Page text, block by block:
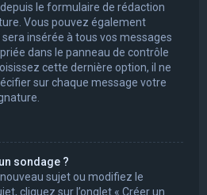
le formulaire de rédaction
Vous pouvez également
insérée à tous vos messages
dans le panneau de contrôle
cette dernière option, il ne
sur chaque message votre
sondage ?
sujet ou modifiez le
cliquez sur l’onglet « Créer un